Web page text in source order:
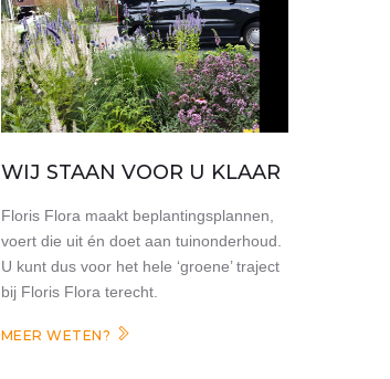
WIJ STAAN VOOR U KLAAR
Floris Flora maakt beplantingsplannen,
voert die uit én doet aan tuinonderhoud.
U kunt dus voor het hele ‘groene’ traject
bij Floris Flora terecht.
MEER WETEN?